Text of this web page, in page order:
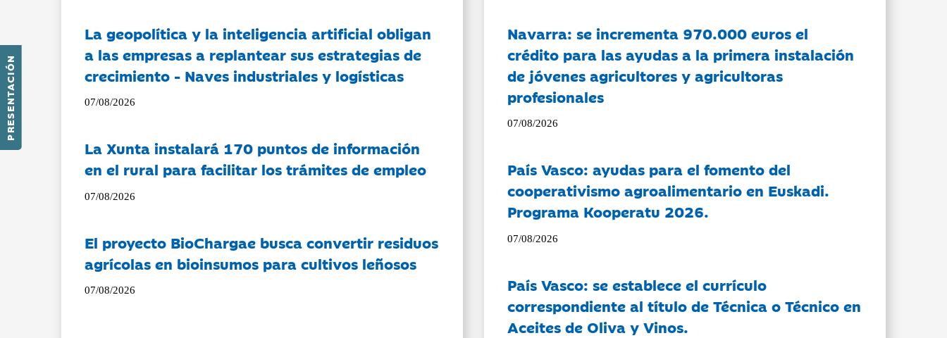
PRESENTACIÓN
La geopolítica y la inteligencia artificial obligan
a las empresas a replantear sus estrategias de
crecimiento - Naves industriales y logísticas
07/08/2026
La Xunta instalará 170 puntos de información
en el rural para facilitar los trámites de empleo
07/08/2026
El proyecto BioChargae busca convertir residuos
agrícolas en bioinsumos para cultivos leñosos
07/08/2026
Navarra: se incrementa 970.000 euros el
crédito para las ayudas a la primera instalación
de jóvenes agricultores y agricultoras
profesionales
07/08/2026
País Vasco: ayudas para el fomento del
cooperativismo agroalimentario en Euskadi.
Programa Kooperatu 2026.
07/08/2026
País Vasco: se establece el currículo
correspondiente al título de Técnica o Técnico en
Aceites de Oliva y Vinos.